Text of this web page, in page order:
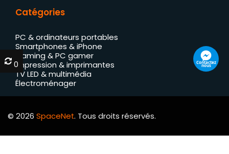
Catégories
PC & ordinateurs portables
Smartphones & iPhone
Gaming & PC gamer
Impression & imprimantes
TV LED & multimédia
Électroménager
© 2026 SpaceNet. Tous droits réservés.
Contactez
nous
0
0